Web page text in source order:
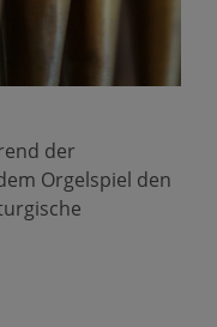
der
Orgelspiel den